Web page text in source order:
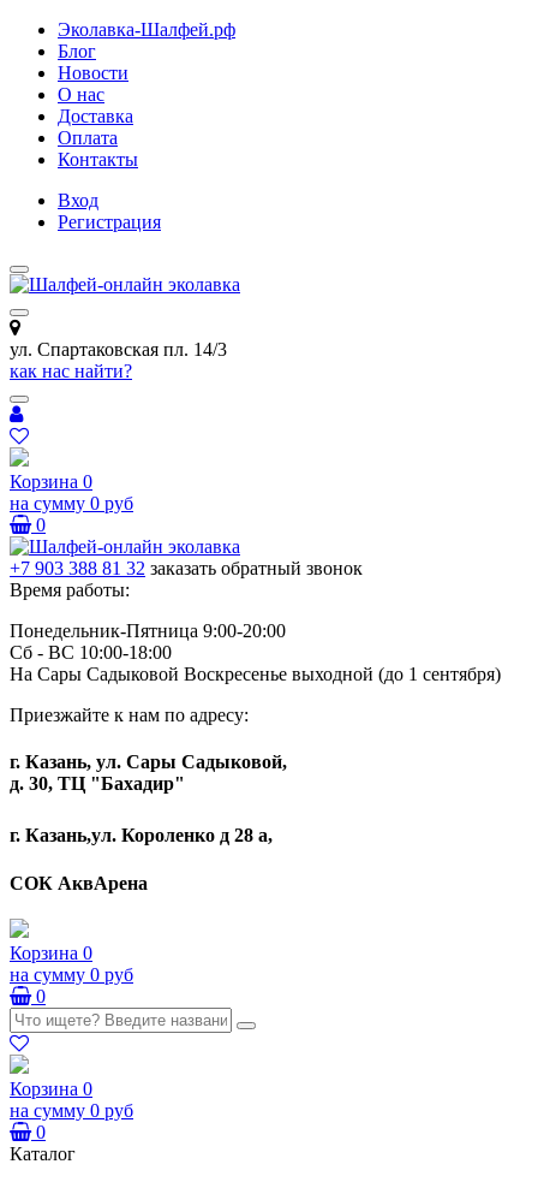
Эколавка-Шалфей.рф
Блог
Новости
О нас
Доставка
Оплата
Контакты
Вход
Регистрация
ул. Спартаковская пл. 14/3
как нас найти?
Корзина 0
на сумму 0 руб
0
+7 903 388 81 32 заказать обратный звонок
Время работы:
Понедельник-Пятница 9:00-20:00
Сб - ВС 10:00-18:00
На Сары Садыковой Воскресенье выходной (до 1 сентября)
Приезжайте к нам по адресу:
г. Казань, ул. Сары Садыковой,
д. 30, ТЦ "Бахадир"
г. Казань,ул. Короленко д 28 а,
СОК АквАрена
Корзина 0
на сумму 0 руб
0
Корзина 0
на сумму 0 руб
0
Каталог